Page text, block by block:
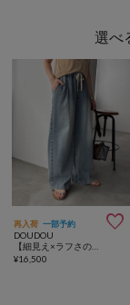
選べ
再入荷 一部予約 
DOUDOU
¥16,500